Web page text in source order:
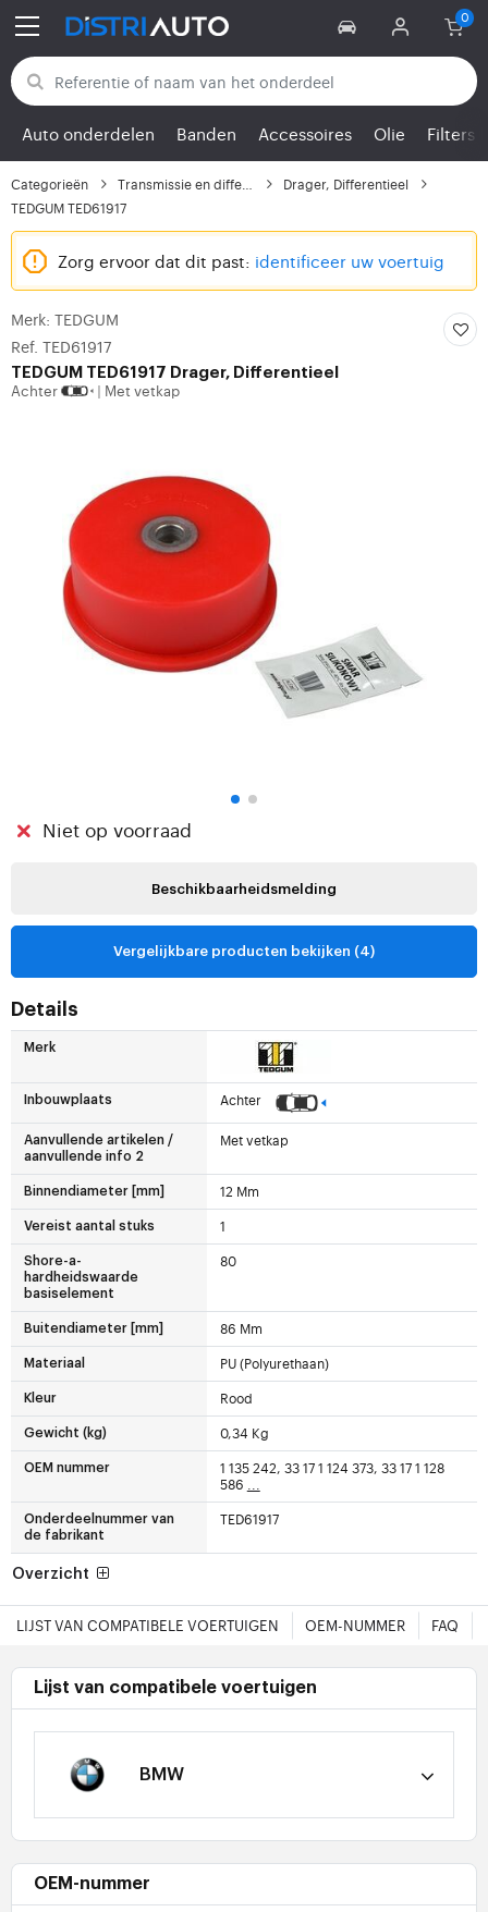
Terug naar categorieën
Auto onderdelen Banden Accessoires Olie Filters
Categorieën
Drager, Differentieel
TEDGUM TED61917
Zorg ervoor dat dit past: identificeer uw voertuig
Merk: TEDGUM
Ref. TED61917
TEDGUM TED61917 Drager, Differentieel
Achter Met vetkap
Niet op voorraad
Beschikbaarheidsmelding
Vergelijkbare producten bekijken (4)
Details
Merk
Inbouwplaats Achter
Aanvullende artikelen /
aanvullende info 2
Met vetkap
Binnendiameter [mm] 12 Mm
Vereist aantal stuks 1
Shore-a-
hardheidswaarde
basiselement
80
Buitendiameter [mm] 86 Mm
Materiaal PU (Polyurethaan)
Kleur Rood
Gewicht (kg) 0,34 Kg
OEM nummer
1 135 242, 33 17 1 124 373, 33 17 1 128
586 ...
Onderdeelnummer van
de fabrikant
TED61917
Overzicht
LIJST VAN COMPATIBELE VOERTUIGEN OEM-NUMMER FAQ
Lijst van compatibele voertuigen
BMW
OEM-nummer